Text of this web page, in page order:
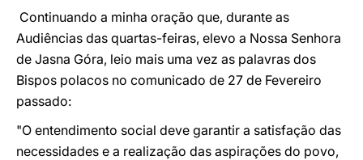
Continuando a minha oração que, durante as
Audiências das quartas-feiras, elevo a Nossa Senhora
de Jasna Góra, leio mais uma vez as palavras dos
Bispos polacos no comunicado de 27 de Fevereiro
passado:
"O entendimento social deve garantir a satisfação das
necessidades e a realização das aspirações do povo,